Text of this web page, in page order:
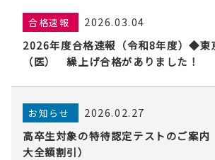
合格速報
2026.03.04
2026年度合格速報（令和8年度）◆東
（医） 繰上げ合格がありました！
お知らせ
2026.02.27
高卒生対象の特待認定テストのご案内
大全額割引）